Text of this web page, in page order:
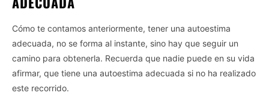
Cómo te contamos anteriormente, tener una autoestima
adecuada, no se forma al instante, sino hay que seguir un
camino para obtenerla. Recuerda que nadie puede en su vida
afirmar, que tiene una autoestima adecuada si no ha realizado
este recorrido.